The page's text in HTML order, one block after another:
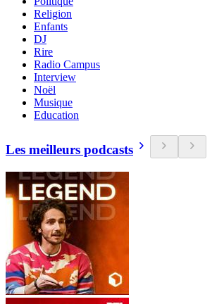
Religion
Enfants
DJ
Rire
Radio Campus
Interview
Noël
Musique
Education
Les meilleurs podcasts